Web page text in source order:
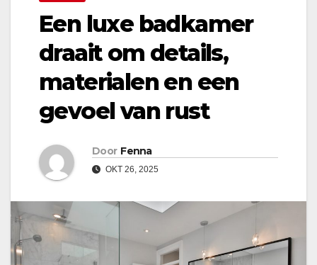
Een luxe badkamer
draait om details,
materialen en een
gevoel van rust
Door Fenna
OKT 26, 2025